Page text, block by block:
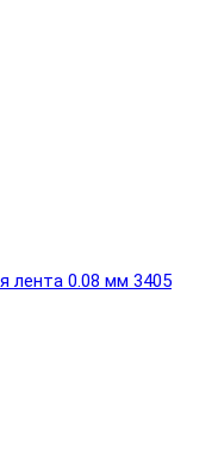
лента 0.08 мм 3405